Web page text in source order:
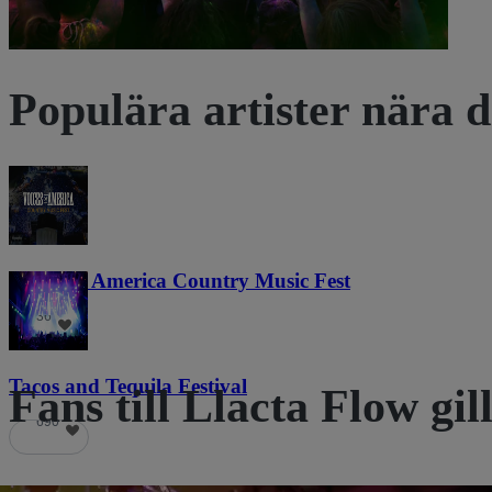
Populära artister nära
Voices of America Country Music Fest
36
Tacos and Tequila Festival
690
Fans till Llacta Flow